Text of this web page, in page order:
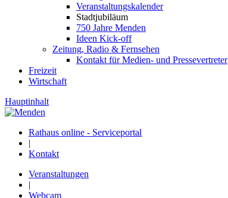
Veranstaltungskalender
Stadtjubiläum
750 Jahre Menden
Ideen Kick-off
Zeitung, Radio & Fernsehen
Kontakt für Medien- und Pressevertreter
Freizeit
Wirtschaft
Hauptinhalt
Rathaus online - Serviceportal
|
Kontakt
Veranstaltungen
|
Webcam